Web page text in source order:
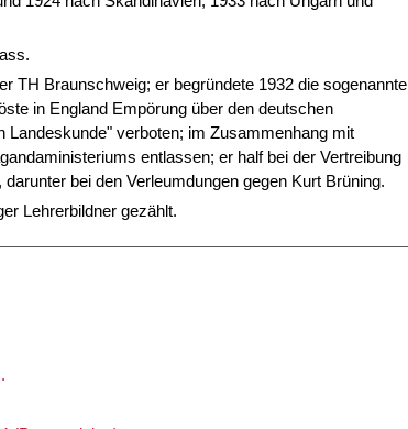
TH Braunschweig; er begründete 1932 die sogenannte
in England Empörung über den deutschen
verboten; im Zusammenhang mit
entlassen; er half bei der Vertreibung
bei den Verleumdungen gegen Kurt Brüning.
Lehrerbildner gezählt.